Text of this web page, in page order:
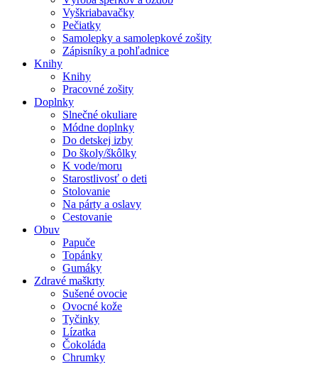
Vyškriabavačky
Pečiatky
Samolepky a samolepkové zošity
Zápisníky a pohľadnice
Knihy
Knihy
Pracovné zošity
Doplnky
Slnečné okuliare
Módne doplnky
Do detskej izby
Do školy/škôlky
K vode/moru
Starostlivosť o deti
Stolovanie
Na párty a oslavy
Cestovanie
Obuv
Papuče
Topánky
Gumáky
Zdravé maškrty
Sušené ovocie
Ovocné kože
Tyčinky
Lízatka
Čokoláda
Chrumky